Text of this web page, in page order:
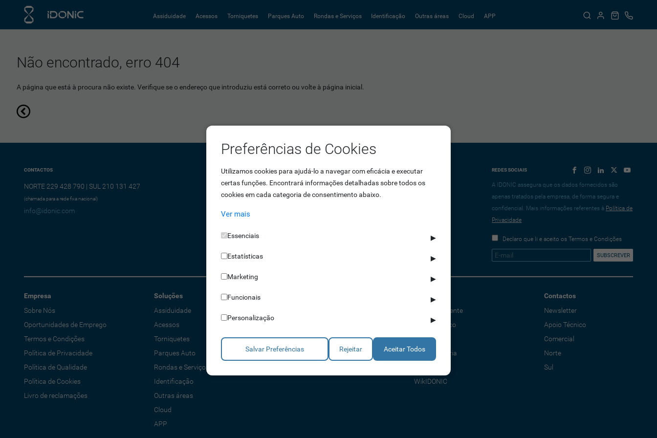
Assiduidade Acessos Torniquetes Parques Auto Rondas e Serviços Identificação Outras áreas Cloud APP
Não encontrado, erro 404
A página que está à procura não existe. Verifique se o endereço que introduziu está correto ou volte à página inicial.
CONTACTOS
NORTE 229 428 790 | SUL 210 131 427
(chamada para a rede fixa nacional)
info@idonic.com
REDES SOCIAIS
A IDONIC assegura que os dados fornecidos são
apenas tratados pela empresa, de forma segura e
confidencial. Mais informações referentes à Política de
Privacidade
Declaro que li e aceito os Termos e Condições
Empresa
Sobre Nós
Oportunidades de Emprego
Termos e Condições
Política de Privacidade
Política de Qualidade
Política de Cookies
Livro de reclamações
Soluções
Assiduidade
Acessos
Torniquetes
Parques Auto
Rondas e Serviços
Identificação
Outras áreas
Cloud
APP
Integradores
Ajuda
Apoio ao Cliente
Apoio Técnico
Comercial
Consultadoria
WikIDONIC
Contactos
Newsletter
Apoio Técnico
Comercial
Norte
Sul
Preferências de Cookies
Utilizamos cookies para ajudá-lo a navegar com eficácia e executar
certas funções. Encontrará informações detalhadas sobre todos os
cookies em cada categoria de consentimento abaixo.
Ver mais
Essenciais ▶
Estatísticas ▶
Marketing ▶
Funcionais ▶
Personalização ▶
Salvar Preferências Rejeitar Aceitar Todos